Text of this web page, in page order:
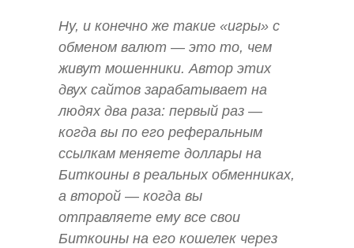
Ну, и конечно же такие «игры» с
обменом валют — это то, чем
живут мошенники. Автор этих
двух сайтов зарабатывает на
людях два раза: первый раз —
когда вы по его реферальным
ссылкам меняете доллары на
Биткоины в реальных обменниках,
а второй — когда вы
отправляете ему все свои
Биткоины на его кошелек через